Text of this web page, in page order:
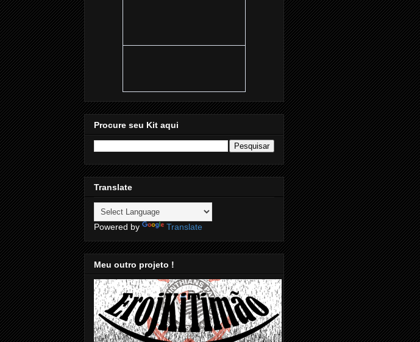
Procure seu Kit aqui
Translate
Powered by Translate
Meu outro projeto !